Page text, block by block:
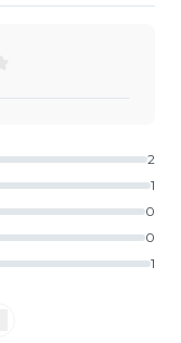
2
1
0
0
1